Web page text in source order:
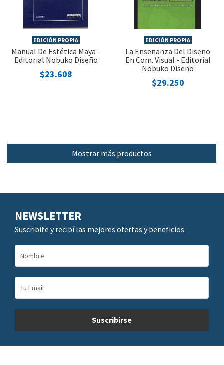
EDICIÓN PROPIA
Manual De Estética Maya -
Editorial Nobuko Diseño
$23.608
EDICIÓN PROPIA
La Enseñanza Del Diseño
En Com. Visual - Editorial
Nobuko Diseño
$29.250
Mostrar más productos
NEWSLETTER
Suscribite y recibí las mejores ofertas y beneficios.